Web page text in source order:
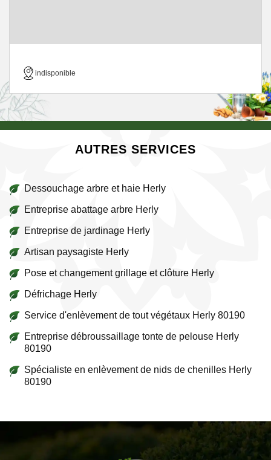
indisponible
AUTRES SERVICES
Dessouchage arbre et haie Herly
Entreprise abattage arbre Herly
Entreprise de jardinage Herly
Artisan paysagiste Herly
Pose et changement grillage et clôture Herly
Défrichage Herly
Service d'enlèvement de tout végétaux Herly 80190
Entreprise débroussaillage tonte de pelouse Herly
80190
Spécialiste en enlèvement de nids de chenilles Herly
80190